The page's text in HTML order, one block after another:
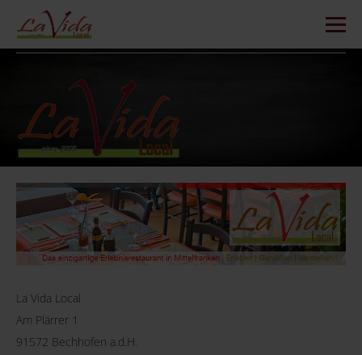
La Vida Local
Am Plärrer 1
91572 Bechhofen a.d.H.